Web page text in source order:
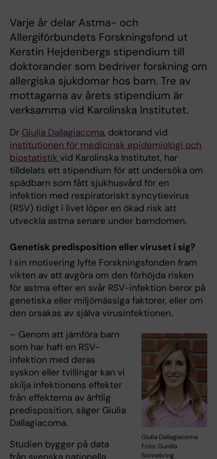
Varje år delar Astma- och
Allergiförbundets Forskningsfond ut
Kerstin Hejdenbergs stipendium till
doktorander som bedriver forskning om
allergiska sjukdomar hos barn. Tre av
mottagarna av årets stipendium är
verksamma vid Karolinska Institutet.
Dr Giulia Dallagiacoma, doktorand vid
institutionen för medicinsk epidemiologi och
biostatistik vid Karolinska Institutet, har
tilldelats ett stipendium för att undersöka om
spädbarn som fått sjukhusvård för en
infektion med respiratoriskt syncytievirus
(RSV) tidigt i livet löper en ökad risk att
utveckla astma senare under barndomen.
Genetisk predisposition eller viruset i sig?
I sin motivering lyfte Forskningsfonden fram
vikten av att avgöra om den förhöjda risken
för astma efter en svår RSV-infektion beror på
genetiska eller miljömässiga faktorer, eller om
den orsakas av själva virusinfektionen.
Giulia Dallagiacoma.
Foto: Gunilla
Sonnebring
– Genom att jämföra barn
som har haft en RSV-
infektion med deras
syskon eller tvillingar kan vi
skilja infektionens effekter
från effekterna av ärftlig
predisposition, säger Giulia
Dallagiacoma.
Studien bygger på data